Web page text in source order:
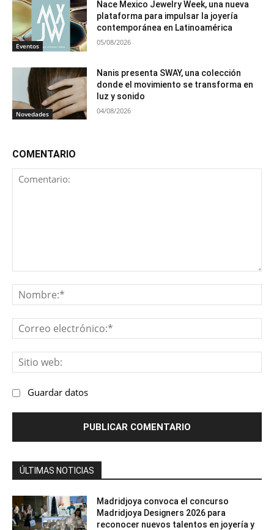
Eventos
Nace Mexico Jewelry Week, una nueva
plataforma para impulsar la joyería
contemporánea en Latinoamérica
05/08/2026
Novedades
Nanis presenta SWAY, una colección
donde el movimiento se transforma en
luz y sonido
04/08/2026
COMENTARIO
Guardar datos
ÚLTIMAS NOTICIAS
Madridjoya convoca el concurso
Madridjoya Designers 2026 para
reconocer nuevos talentos en joyería y